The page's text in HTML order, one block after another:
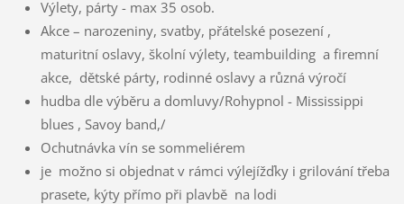
Výlety, párty - max 35 osob.
Akce – narozeniny, svatby, přátelské posezení ,
maturitní oslavy, školní výlety, teambuilding a firemní
akce, dětské párty, rodinné oslavy a různá výročí
hudba dle výběru a domluvy/Rohypnol - Mississippi
blues , Savoy band,/
Ochutnávka vín se sommeliérem
je možno si objednat v rámci výlejížďky i grilování třeba
prasete, kýty přímo při plavbě na lodi